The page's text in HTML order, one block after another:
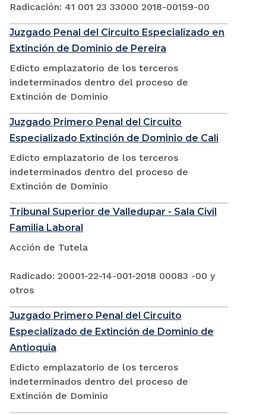
Radicación: 41 001 23 33000 2018-00159-00
Juzgado Penal del Circuito Especializado en
Extinción de Dominio de Pereira
Edicto emplazatorio de los terceros
indeterminados dentro del proceso de
Extinción de Dominio
Juzgado Primero Penal del Circuito
Especializado Extinción de Dominio de Cali
Edicto emplazatorio de los terceros
indeterminados dentro del proceso de
Extinción de Dominio
Tribunal Superior de Valledupar - Sala Civil
Familia Laboral
Acción de Tutela
Radicado: 20001-22-14-001-2018 00083 -00 y
otros
Juzgado Primero Penal del Circuito
Especializado de Extinción de Dominio de
Antioquia
Edicto emplazatorio de los terceros
indeterminados dentro del proceso de
Extinción de Dominio